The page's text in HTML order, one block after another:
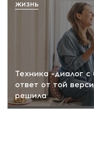
Техника «диалог
ответ от той
решила
ЖИЗНЬ